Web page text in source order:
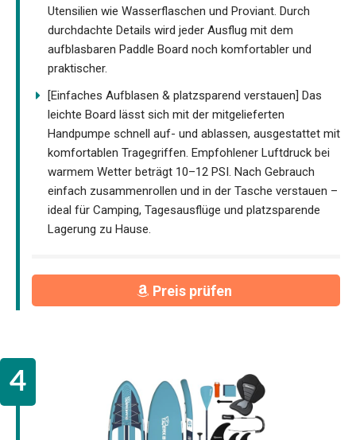
Utensilien wie Wasserflaschen und Proviant. Durch
durchdachte Details wird jeder Ausflug mit dem
aufblasbaren Paddle Board noch komfortabler und
praktischer.
[Einfaches Aufblasen & platzsparend verstauen] Das
leichte Board lässt sich mit der mitgelieferten
Handpumpe schnell auf- und ablassen, ausgestattet mit
komfortablen Tragegriffen. Empfohlener Luftdruck bei
warmem Wetter beträgt 10–12 PSI. Nach Gebrauch
einfach zusammenrollen und in der Tasche verstauen –
ideal für Camping, Tagesausflüge und platzsparende
Lagerung zu Hause.
Preis prüfen